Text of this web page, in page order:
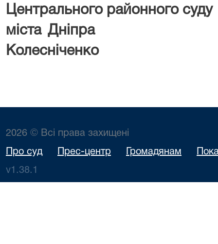
Центрального районного суду
міста
Колесніченко
2026 © Всі права захищені
Про суд Прес-центр Громадянам
v1.38.1